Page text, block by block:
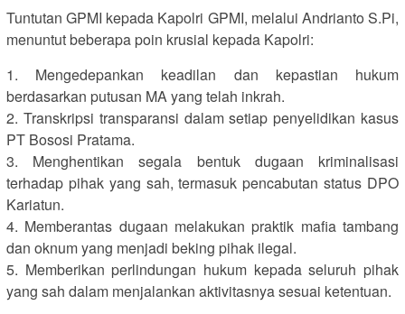
Tuntutan GPMI kepada Kapolri GPMI, melalui Andrianto S.Pi,
menuntut beberapa poin krusial kepada Kapolri:
1. Mengedepankan keadilan dan kepastian hukum
berdasarkan putusan MA yang telah inkrah.
2. Transkripsi transparansi dalam setiap penyelidikan kasus
PT Bososi Pratama.
3. Menghentikan segala bentuk dugaan kriminalisasi
terhadap pihak yang sah, termasuk pencabutan status DPO
Kariatun.
4. Memberantas dugaan melakukan praktik mafia tambang
dan oknum yang menjadi beking pihak ilegal.
5. Memberikan perlindungan hukum kepada seluruh pihak
yang sah dalam menjalankan aktivitasnya sesuai ketentuan.